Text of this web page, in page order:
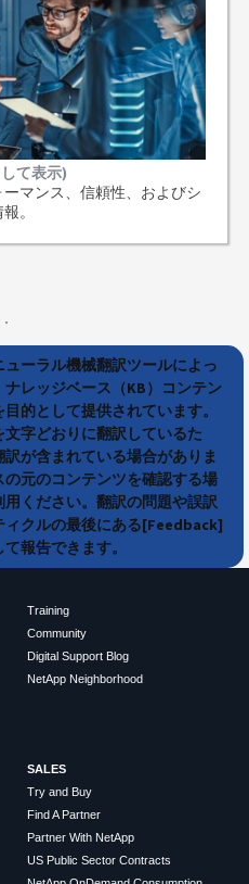
て表示)
マンス、信頼性、およびシ
。
ーラル機械翻訳ツールによっ
レッジベース（KB）コンテン
的として提供されています。
字どおりに翻訳しているた
が含まれている場合がありま
元のコンテンツを確認する場
ください。翻訳の問題や誤訳
ィクルの最後にある[Feedback]
報告できます。
Training
Community
Digital Support Blog
NetApp Neighborhood
SALES
Try and Buy
Find A Partner
Partner With NetApp
US Public Sector Contracts